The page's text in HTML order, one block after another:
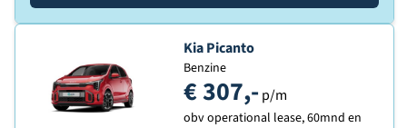
Ontdek de
Kia Picanto
Benzine
€ 307,- p/m
obv operational lease, 60mnd en